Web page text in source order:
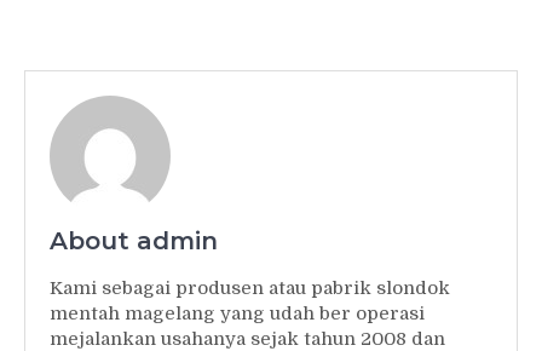
About admin
Kami sebagai produsen atau pabrik slondok
mentah magelang yang udah ber operasi
mejalankan usahanya sejak tahun 2008 dan